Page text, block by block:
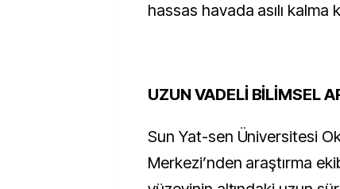
hassas havada asılı kalma
UZUN VADELİ BİLİMSEL
Sun Yat-sen Üniversitesi
Merkezi’nden araştırma